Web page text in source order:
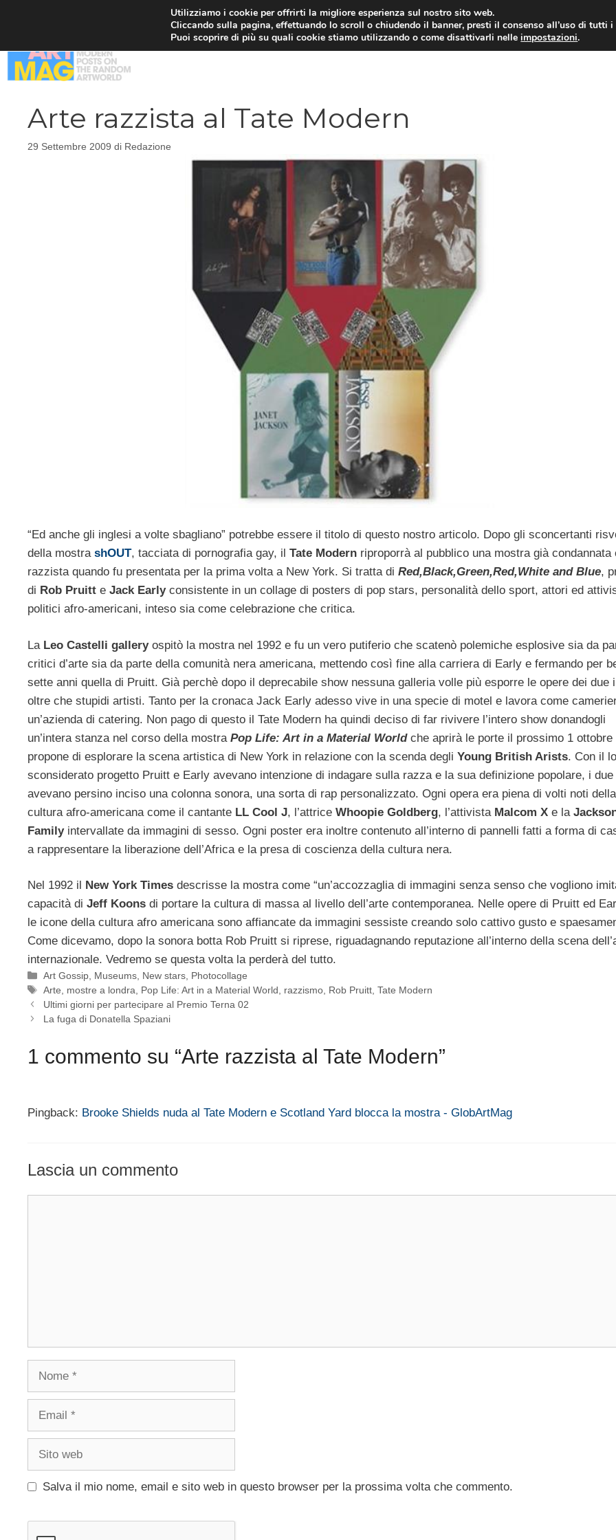
Arte razzista al Tate Modern
29 Settembre 2009 di Redazione
“Ed anche gli inglesi a volte sbagliano” potrebbe essere il titolo di questo nostro articolo. Dopo gli sconcertanti
della mostra shOUT, tacciata di pornografia gay, il Tate Modern riproporrà al pubblico una mostra già condannata
razzista quando fu presentata per la prima volta a New York. Si tratta di Red,Black,Green,Red,White and Blue,
di Rob Pruitt e Jack Early consistente in un collage di posters di pop stars, personalità dello sport, attori ed
politici afro-americani, inteso sia come celebrazione che critica.
La Leo Castelli galleryospitò la mostra nel 1992 e fu un vero putiferio che scatenò polemiche esplosive sia da
critici d’arte sia da parte della comunità nera americana, mettendo così fine alla carriera di Early e fermando per
sette anni quella di Pruitt. Già perchè dopo il deprecabile show nessuna galleria volle più esporre le opere dei due
oltre che stupidi artisti. Tanto per la cronaca Jack Early adesso vive in una specie di motel e lavora come
un’azienda di catering. Non pago di questo il Tate Modern ha quindi deciso di far rivivere l’intero show donandogli
un’intera stanza nel corso della mostra Pop Life: Art in a Material Worldche aprirà le porte il prossimo 1 ottobre
propone di esplorare la scena artistica di New York in relazione con la scenda degli Young British Arists. Con il
sconsiderato progetto Pruitt e Early avevano intenzione di indagare sulla razza e la sua definizione popolare, i due
avevano persino inciso una colonna sonora, una sorta di rap personalizzato. Ogni opera era piena di volti noti della
cultura afro-americana come il cantante LL Cool J, l’attrice Whoopie Goldberg, l’attivista Malcom X e la
Familyintervallate da immagini di sesso. Ogni poster era inoltre contenuto all’interno di pannelli fatti a forma di
a rappresentare la liberazione dell’Africa e la presa di coscienza della cultura nera.
Nel 1992 il New York Times descrisse la mostra come “un’accozzaglia di immagini senza senso che vogliono
capacità di Jeff Koons di portare la cultura di massa al livello dell’arte contemporanea. Nelle opere di Pruitt ed
le icone della cultura afro americana sono affiancate da immagini sessiste creando solo cattivo gusto e
Come dicevamo, dopo la sonora botta Rob Pruitt si riprese, riguadagnando reputazione all’interno della scena
internazionale. Vedremo se questa volta la perderà del tutto.
Categorie
Art Gossip Museums New stars Photocollage
Tag
Arte mostre a londra Pop Life: Art in a Material World razzismo Rob Pruitt ,Tate Modern
Ultimi giorni per partecipare al Premio Terna 02
La fuga di Donatella Spaziani
1 commento su “Arte razzista al Tate Modern”
Pingback: Brooke Shields nuda al Tate Modern e Scotland Yard blocca la mostra - GlobArtMag
Lascia un commento
Nome
Email
Sito
Salva il mio nome, email e sito web in questo browser per la prossima volta che commento.
Utilizziamo i cookie per offrirti la migliore esperienza sul nostro sito web.
Cliccando sulla pagina, effettuando lo scroll o chiudendo il banner, presti il consenso all’uso di tutti
Puoi scoprire di più su quali cookie stiamo utilizzando o come disattivarli nelleimpostazioni.